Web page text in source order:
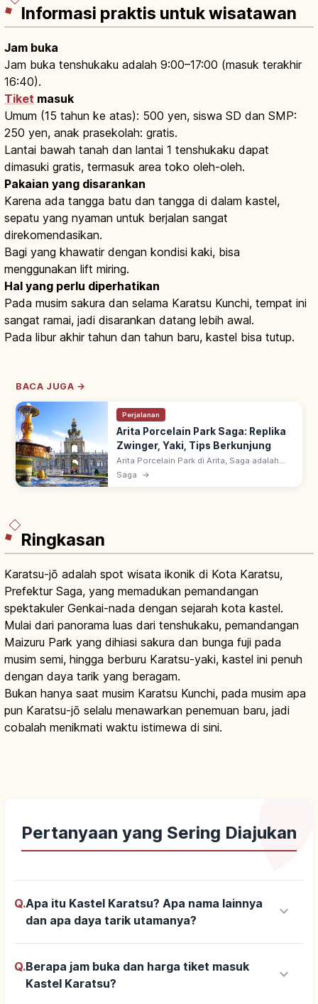
Informasi praktis untuk wisatawan
Jam buka
Jam buka tenshukaku adalah 9:00–17:00 (masuk terakhir
16:40).
Tiket masuk
Umum (15 tahun ke atas): 500 yen, siswa SD dan SMP:
250 yen, anak prasekolah: gratis.
Lantai bawah tanah dan lantai 1 tenshukaku dapat
dimasuki gratis, termasuk area toko oleh-oleh.
Pakaian yang disarankan
Karena ada tangga batu dan tangga di dalam kastel,
sepatu yang nyaman untuk berjalan sangat
direkomendasikan.
Bagi yang khawatir dengan kondisi kaki, bisa
menggunakan lift miring.
Hal yang perlu diperhatikan
Pada musim sakura dan selama Karatsu Kunchi, tempat ini
sangat ramai, jadi disarankan datang lebih awal.
Pada libur akhir tahun dan tahun baru, kastel bisa tutup.
BACA JUGA →
Perjalanan
Arita Porcelain Park Saga: Replika
Zwinger, Yaki, Tips Berkunjung
Arita Porcelain Park di Arita, Saga adalah
taman tematik dengan replika Istana
Zwinger Dresden, Jerman. Taman barok,
Saga →
Ringkasan
Karatsu-jō adalah spot wisata ikonik di Kota Karatsu,
Prefektur Saga, yang memadukan pemandangan
spektakuler Genkai-nada dengan sejarah kota kastel.
Mulai dari panorama luas dari tenshukaku, pemandangan
Maizuru Park yang dihiasi sakura dan bunga fuji pada
musim semi, hingga berburu Karatsu-yaki, kastel ini penuh
dengan daya tarik yang beragam.
Bukan hanya saat musim Karatsu Kunchi, pada musim apa
pun Karatsu-jō selalu menawarkan penemuan baru, jadi
cobalah menikmati waktu istimewa di sini.
Pertanyaan yang Sering Diajukan
Q.Apa itu Kastel Karatsu? Apa nama lainnya
dan apa daya tarik utamanya?
keyboard_arrow_down
Q.Berapa jam buka dan harga tiket masuk
Kastel Karatsu?
keyboard_arrow_down